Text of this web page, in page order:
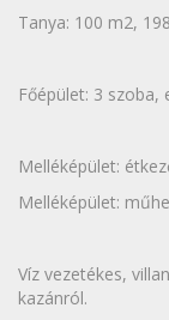
Tanya: 100 m2,
Főépület: 3 szoba,
Melléképület:
Melléképület:
Víz vezetékes,
kazánról.